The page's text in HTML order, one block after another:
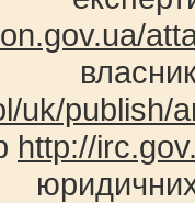
uk/publish/
http://